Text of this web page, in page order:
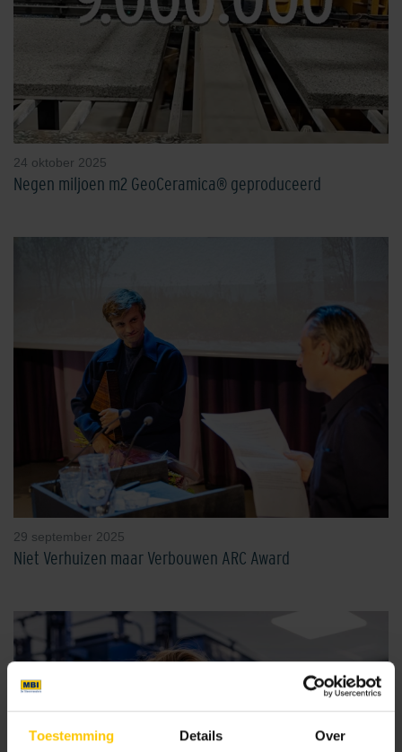
Toestemming Details Over
24 oktober 2025
Negen miljoen m2 GeoCeramica® geproduceerd
29 september 2025
Niet Verhuizen maar Verbouwen ARC Award